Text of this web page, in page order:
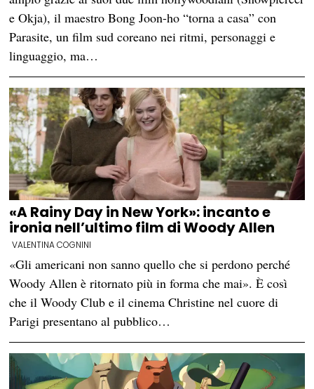
e Okja), il maestro Bong Joon-ho “torna a casa” con
Parasite, un film sud coreano nei ritmi, personaggi e
linguaggio, ma…
«A Rainy Day in New York»: incanto e
ironia nell’ultimo film di Woody Allen
VALENTINA COGNINI
«Gli americani non sanno quello che si perdono perché
Woody Allen è ritornato più in forma che mai». È così
che il Woody Club e il cinema Christine nel cuore di
Parigi presentano al pubblico…